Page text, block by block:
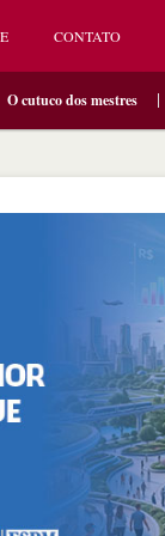
CONTATO
O cutuco dos mestres